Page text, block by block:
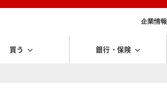
企業情報
買う 銀行・保険